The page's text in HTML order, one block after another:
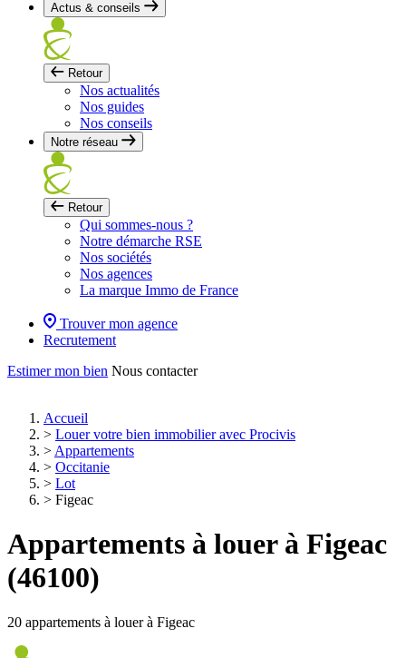
Actus & conseils
Retour
Nos actualités
Nos guides
Nos conseils
Notre réseau
Retour
Qui sommes-nous ?
Notre démarche RSE
Nos sociétés
Nos agences
La marque Immo de France
Trouver mon agence
Recrutement
Estimer mon bien Nous contacter
Accueil
> Louer votre bien immobilier avec Procivis
> Appartements
> Occitanie
> Lot
> Figeac
Appartements à louer à Figeac
(46100)
20 appartements à louer à Figeac